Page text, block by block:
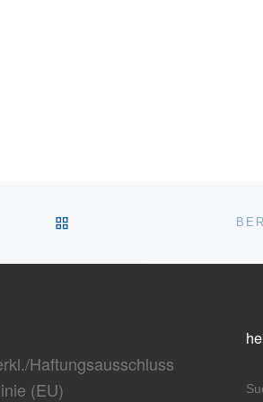
ZURÜCK ZUR
Haftungsausschluss
(EU)